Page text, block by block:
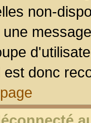
non-
donc